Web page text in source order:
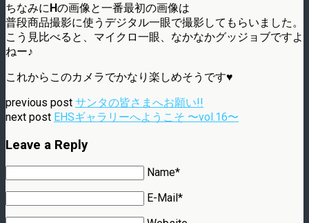
ちなみにHの画像と一番最初の画像は
普段商品撮影に使うデジタル一眼で撮影してもらいました。
こう見比べると、マイクロ一眼、なかなかグッジョブですよ
ねー♪
これからこのカメラでかなり楽しめそうです♥
previous post サンタの皆さまへお願い!!
next post EHSギャラリーへようこそ 〜vol.16〜
Leave a Reply
Name*
E-Mail*